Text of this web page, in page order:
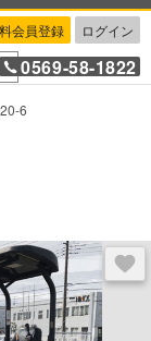
会員登録 ログイン
0569-58-1822
6
ロ